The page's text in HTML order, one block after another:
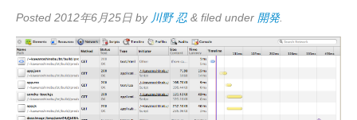
Posted 2012年6月25日 by 川野 忍 & filed under 開発.